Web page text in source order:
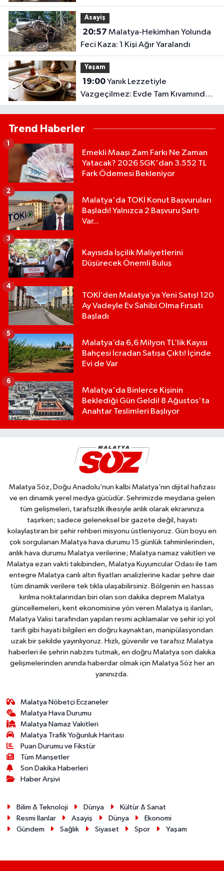
Asayiş
20:57
Feci Kaza: 1 Kişi Ağır Yaralandı
Yaşam
19:00Yanık Lezzetiyle
Vazgeçilmez: Evde Tam Kıvamında
Kazandibi Tarifi
Trend Haberler
Emekli Maaşı Zam Farkı Ne Zaman
Yatacak? 2026 SGK'dan 3.552 TL
Fark Ödemesi Bekleniyor
1
Malatya'da TOKİ Konut Başvuruları
Başladı! Yalnızca 2 Başvuru Şartı
Var...
2
Kayısıda İşçilik Maliyetlerini
Düşürecek Önemli Buluş
3
TOKİ’den Malatya’ya Yeni Satış! 120
Ay Vadeyle Ev Sahibi Olma Fırsatı
Başladı
4
Malatya’da 6,6 Milyon TL’lik Kayısı
Bahçesi İcradan Satışa Çıktı! İçinde
Evi de Var
5
Malatya'da Binlerce Kişinin
Beklediği Gün Geldi! 8 Ağustos'ta
Anahtar Teslimleri Başlıyor
6
Malatya Söz, Doğu Anadolu’nun kalbi Malatya’nın dijital hafızası
ve en dinamik yerel medya gücüdür. Şehrimizde meydana gelen
tüm gelişmeleri, tarafsızlık ilkesiyle anlık olarak ekranınıza
taşırken; sadece geleneksel bir gazete değil, hayatı
kolaylaştıran bir şehir rehberi misyonu üstleniyoruz. Gün boyu en
çok sorgulanan Malatya hava durumu 15 günlük tahminlerinden,
anlık hava durumu Malatya verilerine; Malatya namaz vakitleri ve
Malatya ezan vakti takibinden, Malatya Kuyumcular Odası ile tam
entegre Malatya canlı altın fiyatları analizlerine kadar şehre dair
tüm dinamik verilere tek tıkla ulaşabilirsiniz. Bölgenin en hassas
kırılma noktalarından biri olan son dakika deprem Malatya
güncellemeleri, kent ekonomisine yön veren Malatya iş ilanları,
Malatya Valisi tarafından yapılan resmi açıklamalar ve şehir içi yol
tarifi gibi hayati bilgileri en doğru kaynaktan, manipülasyondan
uzak bir şekilde yayınlıyoruz. Hızlı, güvenilir ve tarafsız Malatya
haberleri ile şehrin nabzını tutmak, en doğru Malatya son dakika
gelişmelerinden anında haberdar olmak için Malatya Söz her an
yanınızda.
Malatya Nöbetçi Eczaneler
Malatya Hava Durumu
Malatya Namaz Vakitleri
Malatya Trafik Yoğunluk Haritası
Puan Durumu ve Fikstür
Tüm Manşetler
Son Dakika Haberleri
Haber Arşivi
Bilim & Teknoloji Dünya
Kültür & Sanat
Resmi İlanlar
Asayiş Dünya
Ekonomi
Gündem
Sağlık Siyaset Spor Yaşam